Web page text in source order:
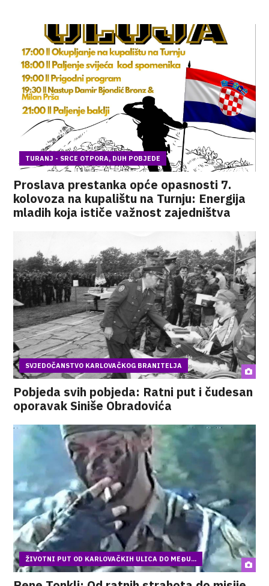
TURANJ - SRCE OTPORA, DUH POBJEDE
Proslava prestanka opće opasnosti 7.
kolovoza na kupalištu na Turnju: Energija
mladih koja ističe važnost zajedništva
SVJEDOČANSTVO KARLOVAČKOG BRANITELJA
Pobjeda svih pobjeda: Ratni put i čudesan
oporavak Siniše Obradovića
ŽIVOTNI PUT OD KARLOVAČKIH ULICA DO MEĐU...